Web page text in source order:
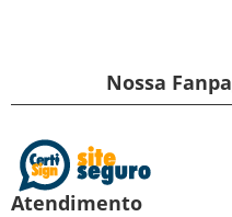
Nossa
Atendimento